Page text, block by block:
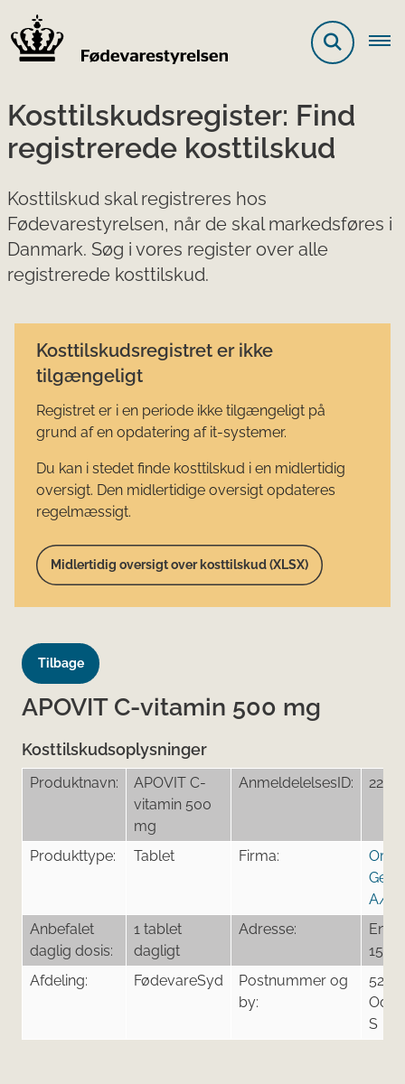
Kosttilskudsregister: Find
registrerede kosttilskud
Kosttilskud skal registreres hos
Fødevarestyrelsen, når de skal markedsføres i
Danmark. Søg i vores register over alle
registrerede kosttilskud.
Kosttilskudsregistret er ikke
tilgængeligt
Registret er i en periode ikke tilgængeligt på
grund af en opdatering af it-systemer.
Du kan i stedet finde kosttilskud i en midlertidig
oversigt. Den midlertidige oversigt opdateres
regelmæssigt.
Midlertidig oversigt over kosttilskud (XLSX)
Tilbage
APOVIT C-vitamin 500 mg
Kosttilskudsoplysninger
Produktnavn:
APOVIT C-
vitamin 500
mg
AnmeldelelsesID:
Produkttype: Tablet Firma:
A/S
Anbefalet
daglig dosis:
1 tablet
dagligt
Adresse:
15
Afdeling:
FødevareSyd
Postnummer og
by:
5260
S